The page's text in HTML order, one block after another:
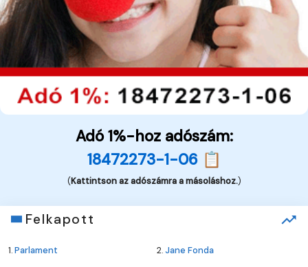
Adó 1%-hoz adószám:
18472273-1-06 📋
(Kattintson az adószámra a másoláshoz.)
Felkapott
1.Parlament 2.Jane Fonda